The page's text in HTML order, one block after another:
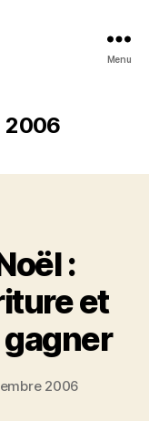
Menu
2006
:
et
2006